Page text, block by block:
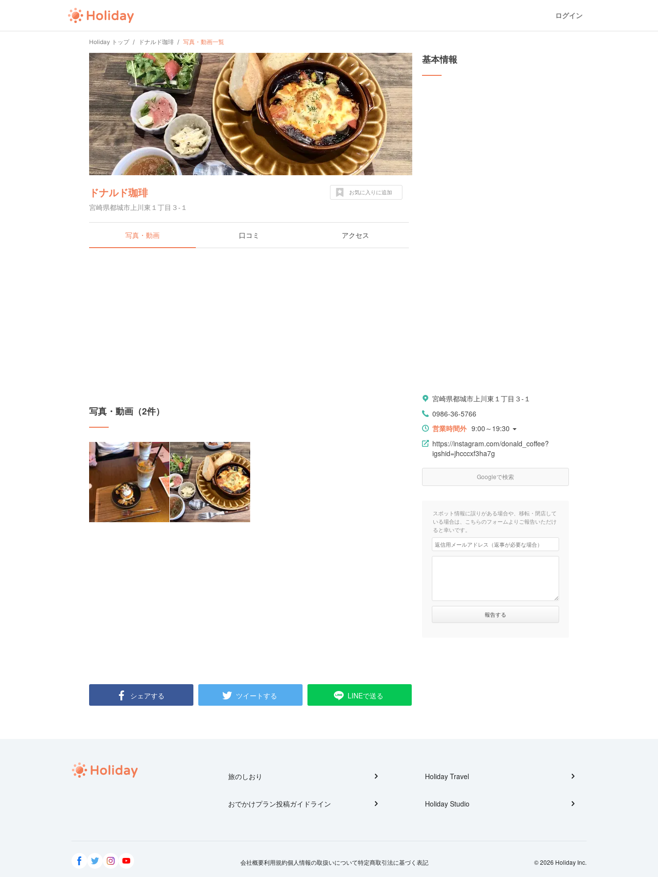
ログイン
Holiday トップ ドナルド珈琲 写真・動画一覧
ドナルド珈琲
宮崎県都城市上川東１丁目３-１
お気に入りに追加
写真・動画 口コミ アクセス
写真・動画（2件）
シェアする ツイートする LINEで送る
基本情報
宮崎県都城市上川東１丁目３-１
0986-36-5766
営業時間外 9:00～19:30
https://instagram.com/donald_coffee?
igshid=jhcccxf3ha7g
Googleで検索
スポット情報に誤りがある場合や、移転・閉店して
いる場合は、こちらのフォームよりご報告いただけ
ると幸いです。
旅のしおり
おでかけプラン投稿ガイドライン
Holiday Travel
Holiday Studio
会社概要利用規約個人情報の取扱いについて特定商取引法に基づく表記 © 2026 Holiday Inc.